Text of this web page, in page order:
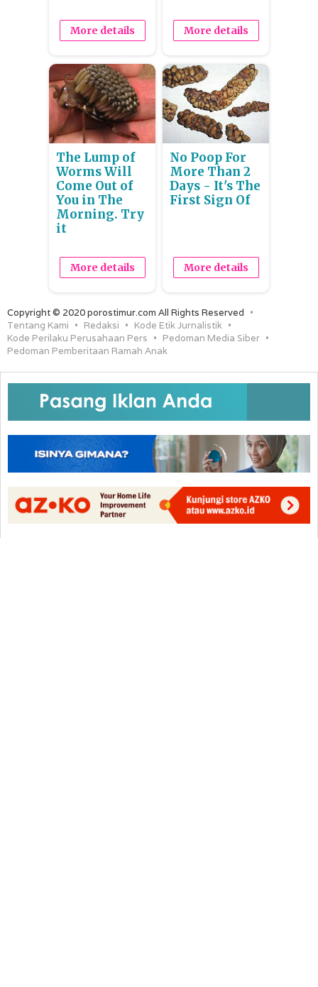
More details More details
The Lump of
Worms Will
Come Out of
You in The
Morning. Try
it
More details
No Poop For
More Than 2
Days - It's The
First Sign Of
More details
Copyright © 2020 porostimur.com All Rights Reserved
Tentang Kami
Redaksi
Kode Etik Jurnalistik
Kode Perilaku Perusahaan Pers
Pedoman Media Siber
Pedoman Pemberitaan Ramah Anak